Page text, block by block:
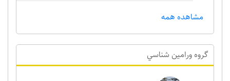
مشاهده همه
گروه ورامين شناسي